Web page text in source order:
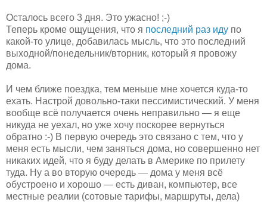
Осталось всего 3 дня. Это ужасно! ;-)
Теперь кроме ощущения, что я последний раз иду по
какой-то улице, добавилась мысль, что это последний
выходной/понедельник/вторник, который я провожу
дома.
И чем ближе поездка, тем меньше мне хочется куда-то
ехать. Настрой довольно-таки пессимистический. У меня
вообще всё получается очень неправильно — я еще
никуда не уехал, но уже хочу поскорее вернуться
обратно :-) В первую очередь это связано с тем, что у
меня есть мысли, чем заняться дома, но совершенно нет
никаких идей, что я буду делать в Америке по прилету
туда. Ну а во вторую очередь — дома у меня всё
обустроено и хорошо — есть диван, компьютер, все
местные реалии (сотовые тарифы, маршруты, дела)